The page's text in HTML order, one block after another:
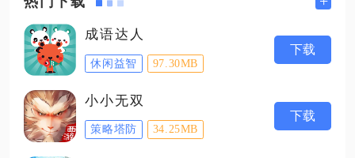
成语达人
休闲益智 97.30MB
下载
小小无双
策略塔防 34.25MB
下载